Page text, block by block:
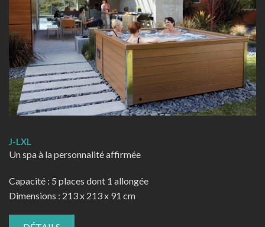
J-LXL
Un spa à la personnalité affirmée
Capacité : 5 places dont 1 allongée
Dimensions : 213 x 213 x 91 cm